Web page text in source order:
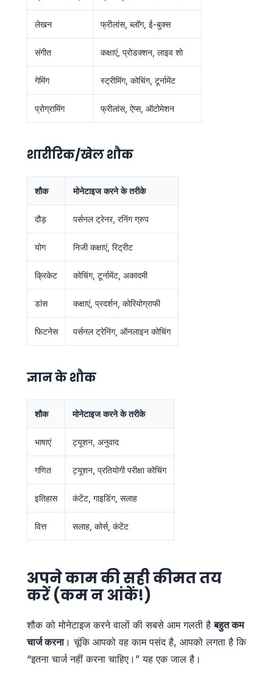
लेखन फ्रीलांस, ब्लॉग, ई-बुक्स
संगीत कक्षाएं, प्रोडक्शन, लाइव शो
गेमिंग स्ट्रीमिंग, कोचिंग, टूर्नामेंट
प्रोग्रामिंग फ्रीलांस, ऐप्स, ऑटोमेशन
शारीरिक/खेल शौक
शौक मोनेटाइज करने के तरीके
दौड़ पर्सनल ट्रेनर, रनिंग ग्रुप
योग निजी कक्षाएं, रिट्रीट
क्रिकेट कोचिंग, टूर्नामेंट, अकादमी
डांस कक्षाएं, प्रदर्शन, कोरियोग्राफी
फिटनेस पर्सनल ट्रेनिंग, ऑनलाइन कोचिंग
ज्ञान के शौक
शौक मोनेटाइज करने के तरीके
भाषाएं ट्यूशन, अनुवाद
गणित ट्यूशन, प्रतियोगी परीक्षा कोचिंग
इतिहास कंटेंट, गाइडिंग, सलाह
वित्त सलाह, कोर्स, कंटेंट
अपने काम की सही कीमत तय
करें (कम न आंकें!)
शौक को मोनेटाइज करने वालों की सबसे आम गलती हैबहुत कम
चार्ज करना। चूंकि आपको वह काम पसंद है, आपको लगता है कि
“इतना चार्ज नहीं करना चाहिए।” यह एक जाल है।